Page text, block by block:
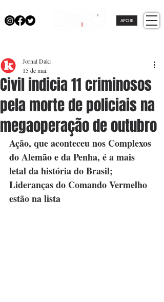
APOIE
Civil indicia 11 criminosos
pela morte de policiais na
megaoperação de outubro
Jornal Daki
15 de mai.
Ação, que aconteceu nos Complexos
do Alemão e da Penha, é a mais
letal da história do Brasil;
Lideranças do Comando Vermelho
estão na lista